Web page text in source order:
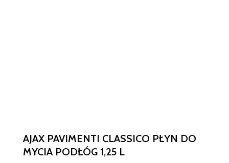
AJAX PAVIMENTI CLASSICO PŁYN DO
MYCIA PODŁÓG 1,25 L